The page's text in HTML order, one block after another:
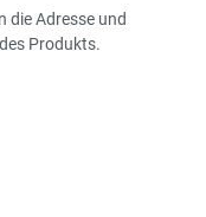
die Adresse und
Produkts.